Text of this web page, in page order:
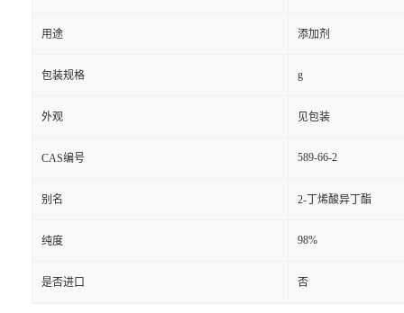
用途 添加剂
包装规格 g
外观 见包装
CAS编号 589-66-2
别名 2-丁烯酸异丁酯
纯度 98%
是否进口 否